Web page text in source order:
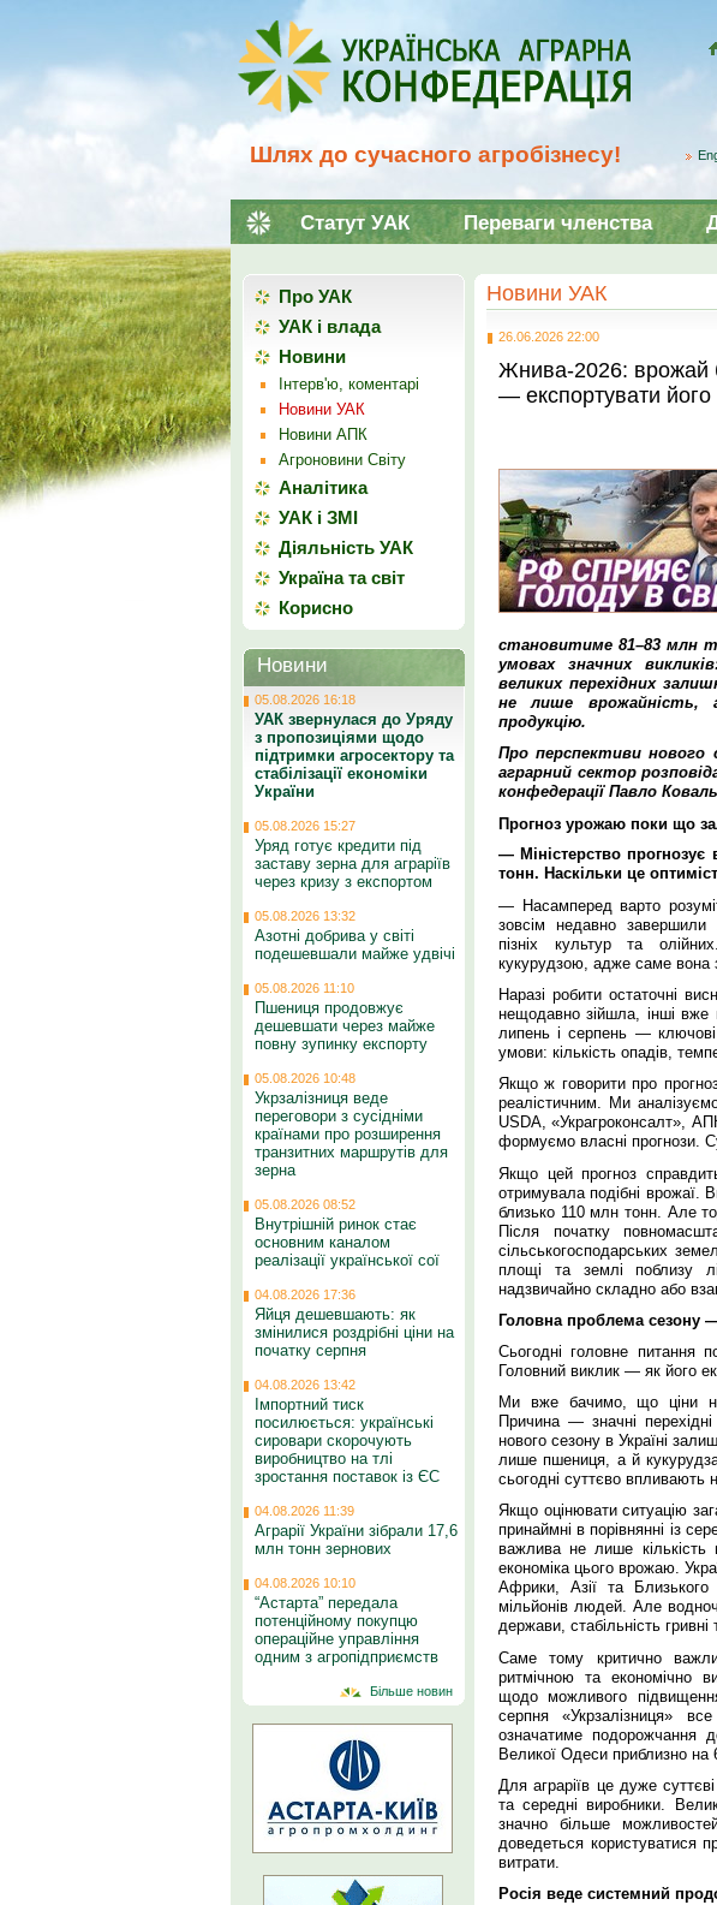
Шлях до сучасного агробізнесу!
Статут УАК Переваги членства
Новини УАК
26.06.2026 22:00
Жнива-2026: врожай
— експортувати його
становитиме 81–83 млн
умовах значних
великих перехідних
не лише врожайність,
продукцію.
Про перспективи нового
аграрний сектор
конфедерації Павло
Прогноз урожаю поки що
— Міністерство прогнозує
тонн. Наскільки це
— Насамперед варто
зовсім недавно завершили
пізніх культур та
кукурудзою, адже саме вона
Наразі робити остаточні
нещодавно зійшла, інші вже
липень і серпень — ключові
умови: кількість опадів,
Якщо ж говорити про
реалістичним. Ми
USDA, «Украгроконсалт»,
формуємо власні прогнози.
Якщо цей прогноз
отримувала подібні врожаї.
близько 110 млн тонн. Але
Після початку
сільськогосподарських
площі та землі поблизу
надзвичайно складно або
Головна проблема сезону
Сьогодні головне питання
Головний виклик — як його
Ми вже бачимо, що ціни на
Причина — значні
нового сезону в Україні
лише пшениця, а й
сьогодні суттєво впливають
Якщо оцінювати ситуацію
принаймні в порівнянні із
важлива не лише кількість
економіка цього врожаю.
Африки, Азії та
мільйонів людей. Але
держави, стабільність гривні
Саме тому критично
ритмічною та економічно
щодо можливого
серпня «Укрзалізниця»
означатиме подорожчання
Великої Одеси приблизно на
Для аграріїв це дуже
та середні виробники.
значно більше
доведеться користуватися
витрати.
Росія веде системний
Про УАК
УАК і влада
Новини
Інтерв'ю, коментарі
Новини УАК
Новини АПК
Агроновини Світу
Аналітика
УАК і ЗМІ
Діяльність УАК
Україна та світ
Корисно
Новини
05.08.2026 16:18
УАК звернулася до Уряду
з пропозиціями щодо
підтримки агросектору та
стабілізації економіки
України
05.08.2026 15:27
Уряд готує кредити під
заставу зерна для аграріїв
через кризу з експортом
05.08.2026 13:32
Азотні добрива у світі
подешевшали майже удвічі
05.08.2026 11:10
Пшениця продовжує
дешевшати через майже
повну зупинку експорту
05.08.2026 10:48
Укрзалізниця веде
переговори з сусідніми
країнами про розширення
транзитних маршрутів для
зерна
05.08.2026 08:52
Внутрішній ринок стає
основним каналом
реалізації української сої
04.08.2026 17:36
Яйця дешевшають: як
змінилися роздрібні ціни на
початку серпня
04.08.2026 13:42
Імпортний тиск
посилюється: українські
сировари скорочують
виробництво на тлі
зростання поставок із ЄС
04.08.2026 11:39
Аграрії України зібрали 17,6
млн тонн зернових
04.08.2026 10:10
“Астарта” передала
потенційному покупцю
операційне управління
одним з агропідприємств
Більше новин